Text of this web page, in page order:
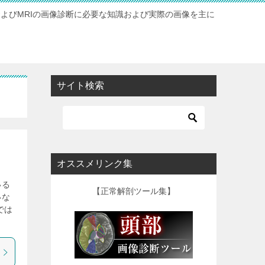
びMRIの画像診断に必要な知識および実際の画像を主に
は
サイト検索
オススメリンク集
【正常解剖ツール集】